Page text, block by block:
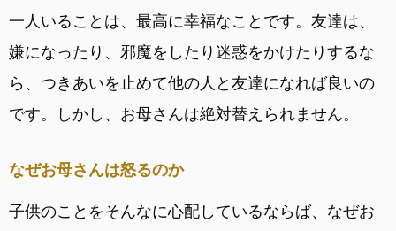
一人いることは、最高に幸福なことです。友達は、
嫌になったり、邪魔をしたり迷惑をかけたりするな
ら、つきあいを止めて他の人と友達になれば良いの
です。しかし、お母さんは絶対替えられません。
なぜお母さんは怒るのか
子供のことをそんなに心配しているならば、なぜお